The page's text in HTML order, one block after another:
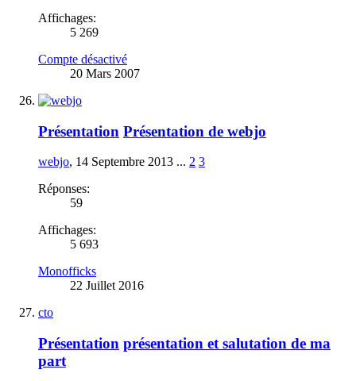
Affichages:
5 269
Compte désactivé
20 Mars 2007
Présentation Présentation de webjo
webjo, 14 Septembre 2013 ... 2 3
Réponses:
59
Affichages:
5 693
Monofficks
22 Juillet 2016
cto
Présentation présentation et salutation de ma
part